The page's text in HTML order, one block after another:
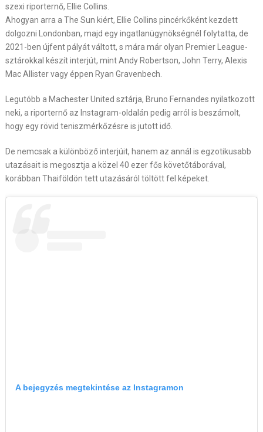
szexi riporternő, Ellie Collins.
Ahogyan arra a The Sun kiért, Ellie Collins pincérkőként kezdett
dolgozni Londonban, majd egy ingatlanügynökségnél folytatta, de
2021-ben újfent pályát váltott, s mára már olyan Premier League-
sztárokkal készít interjút, mint Andy Robertson, John Terry, Alexis
Mac Allister vagy éppen Ryan Gravenbech.
Legutóbb a Machester United sztárja, Bruno Fernandes nyilatkozott
neki, a riporternő az Instagram-oldalán pedig arról is beszámolt,
hogy egy rövid teniszmérkőzésre is jutott idő.
De nemcsak a különböző interjúit, hanem az annál is egzotikusabb
utazásait is megosztja a közel 40 ezer fős követőtáborával,
korábban Thaiföldön tett utazásáról töltött fel képeket.
A bejegyzés megtekintése az Instagramon